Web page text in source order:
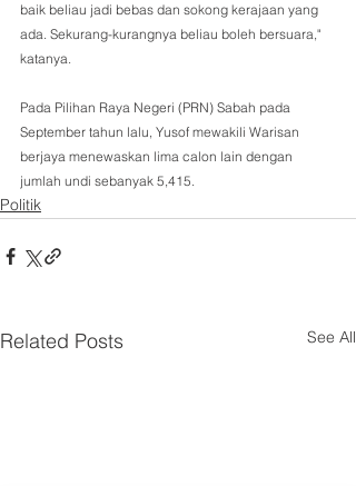
baik beliau jadi bebas dan sokong kerajaan yang
ada. Sekurang-kurangnya beliau boleh bersuara,"
katanya.
Pada Pilihan Raya Negeri (PRN) Sabah pada
September tahun lalu, Yusof mewakili Warisan
berjaya menewaskan lima calon lain dengan
jumlah undi sebanyak 5,415.
Politik
Related Posts See All